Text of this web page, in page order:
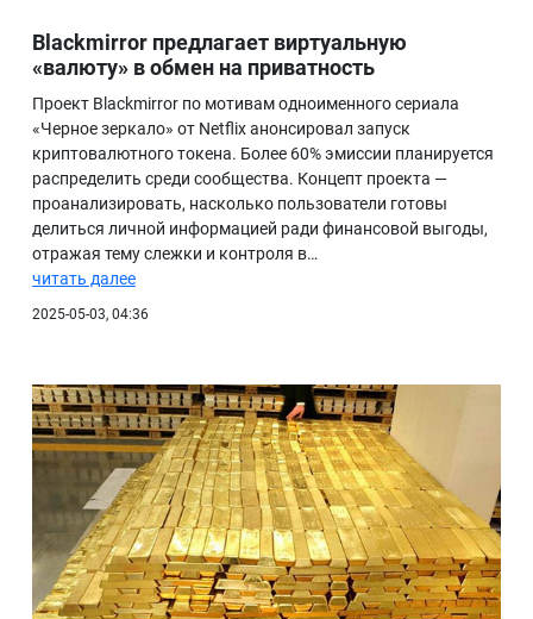
Blackmirror предлагает виртуальную
«валюту» в обмен на приватность
Проект Blackmirror по мотивам одноименного сериала
«Черное зеркало» от Netflix анонсировал запуск
криптовалютного токена. Более 60% эмиссии планируется
распределить среди сообщества. Концепт проекта —
проанализировать, насколько пользователи готовы
делиться личной информацией ради финансовой выгоды,
отражая тему слежки и контроля в…
читать далее
2025-05-03, 04:36